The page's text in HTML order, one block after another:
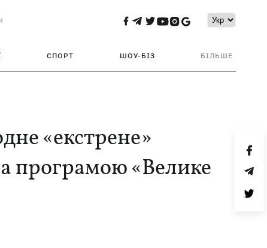
СПОРТ ШОУ-БІЗ БІЛЬШЕ
«екстрене»
програмою «Велике